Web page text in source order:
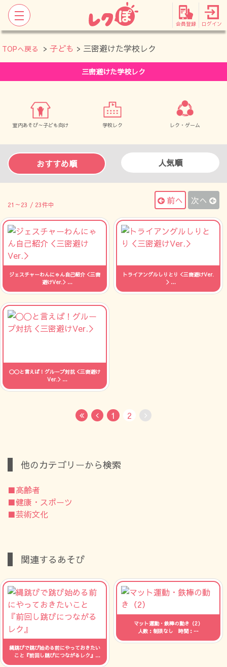
会員登録 ログイン
TOPへ戻る > 子ども > 三密避けた学校レク
三密避けた学校レク
室内あそび～子ども向け 学校レク レク・ゲーム
おすすめ順 人気順
21～23 / 23件中 前へ 次へ
ジェスチャーわんにゃん自己紹介＜三密
避けVer.＞
トライアングルしりとり＜三密避けVer.
＞
〇〇と言えば！グループ対抗＜三密避け
Ver.＞
FirstPrevious
1 2 No Next
他のカテゴリーから検索
■高齢者
■健康・スポーツ
■芸術文化
関連するあそび
縄跳びで跳び始める前にやっておきたい
こと『前回し跳びにつながるレク』
マット運動・鉄棒の動き（2）
人数：制限なし 時間：--